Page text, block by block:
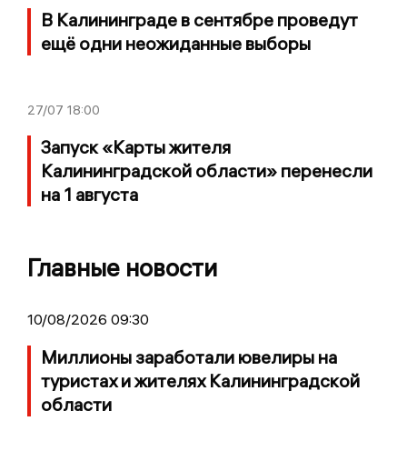
В Калининграде в сентябре проведут
ещё одни неожиданные выборы
27/07 18:00
Запуск «Карты жителя
Калининградской области» перенесли
на 1 августа
Главные новости
10/08/2026 09:30
Миллионы заработали ювелиры на
туристах и жителях Калининградской
области